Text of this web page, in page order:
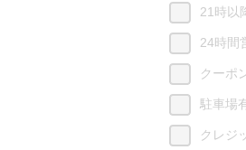
21時以
24時間
クーポ
駐車場
クレジ